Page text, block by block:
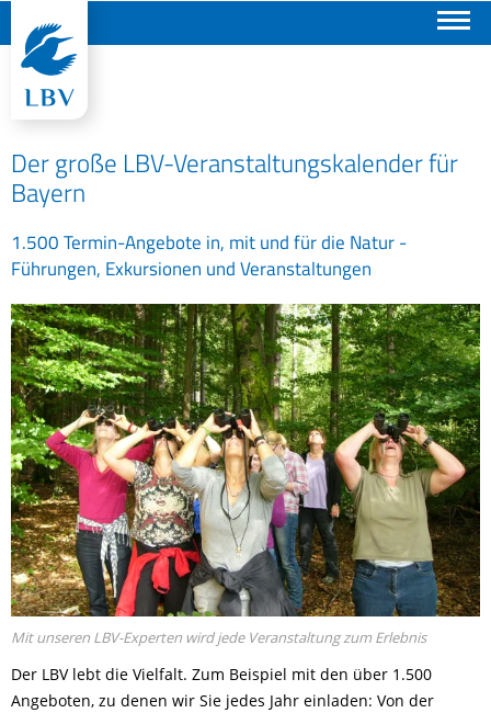
Der große LBV-Veranstaltungskalender für
Bayern
1.500 Termin-Angebote in, mit und für die Natur -
Führungen, Exkursionen und Veranstaltungen
Mit unseren LBV-Experten wird jede Veranstaltung zum Erlebnis
Der LBV lebt die Vielfalt. Zum Beispiel mit den über 1.500
Angeboten, zu denen wir Sie jedes Jahr einladen: Von der